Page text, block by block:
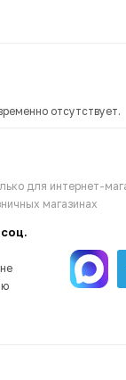
отсутствует.
для интернет-
магазинах